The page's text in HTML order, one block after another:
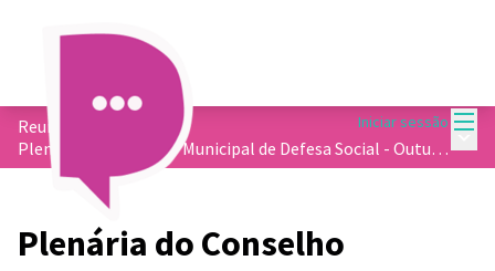
Iniciar sessão
Reuniões
Plenária do Conselho Municipal de Defesa Social - Outubro/26
Plenária do Conselho